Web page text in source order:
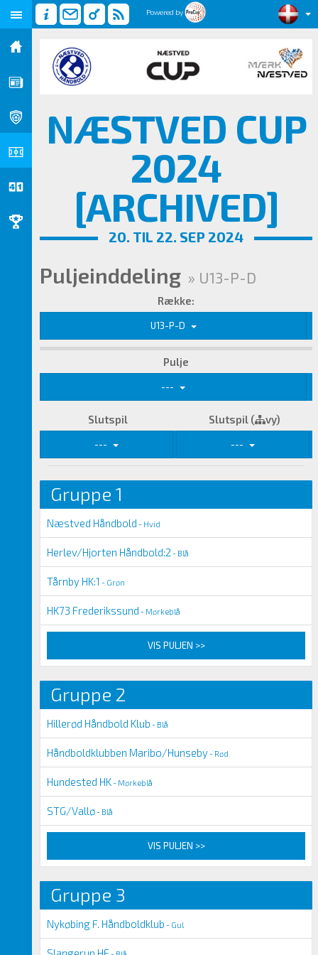
Powered by
NÆSTVED CUP
2024
[ARCHIVED]
20. TIL 22. SEP 2024
Puljeinddeling » U13-P-D
Række:
U13-P-D
Pulje
---
Slutspil Slutspil ( vy)
--- ---
Gruppe 1
Næstved Håndbold - Hvid
Herlev/Hjorten Håndbold:2 - Blå
Tårnby HK:1 - Grøn
HK73 Frederikssund - Mørkeblå
VIS PULJEN >>
Gruppe 2
Hillerød Håndbold Klub - Blå
Håndboldklubben Maribo/Hunseby- Rød
Hundested HK- Mørkeblå
STG/Vallø- Blå
VIS PULJEN >>
Gruppe 3
Nykøbing F. Håndboldklub - Gul